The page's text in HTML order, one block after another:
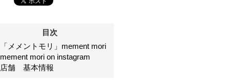
目次
「メメントモリ」mement mori
mement mori on instagram
店舗 基本情報